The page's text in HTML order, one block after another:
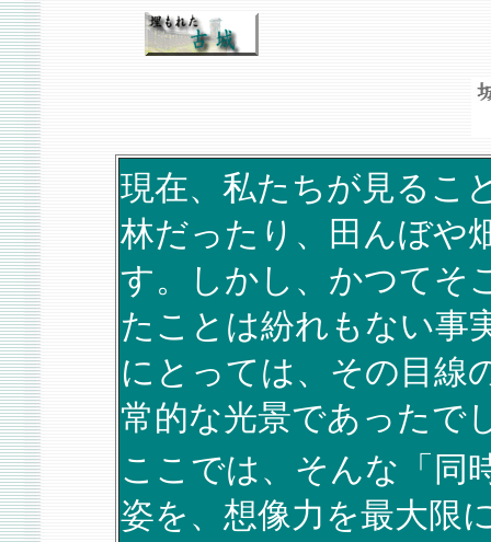
現在、私たちが見るこ
林だったり、田んぼや
す。しかし、かつてそ
たことは紛れもない事
にとっては、その目線
常的な光景であったで
ここでは、そんな「同
姿を、想像力を最大限